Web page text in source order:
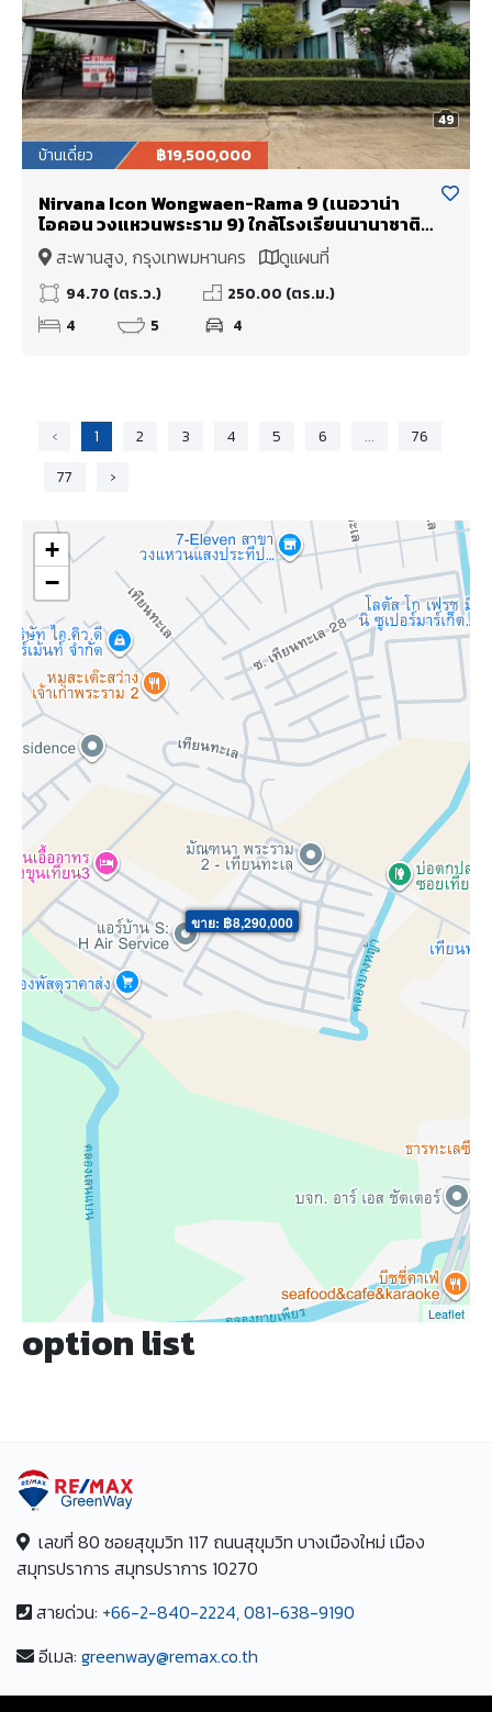
49
บ้านเดี่ยว ฿19,500,000
Nirvana Icon Wongwaen-Rama 9 (เนอวาน่า
ไอคอน วงแหวนพระราม 9) ใกล้โรงเรียนนานาชาติ
Wellington College International School และ
มหาวิทยาลัยนานาชาติแสตมฟอร์ด
สะพานสูง, กรุงเทพมหานคร ดูแผนที่
94.70 (ตร.ว.)
250.00 (ตร.ม.)
4
5 4
‹ 1 2 3 4 5 6 ...
76
77
›
ขาย: ฿8,290,000
+
−
Leaflet
option list
เลขที่ 80 ซอยสุขุมวิท 117 ถนนสุขุมวิท บางเมืองใหม่ เมือง
สมุทรปราการ สมุทรปราการ 10270
สายด่วน: +66-2-840-2224, 081-638-9190
อีเมล: greenway@remax.co.th